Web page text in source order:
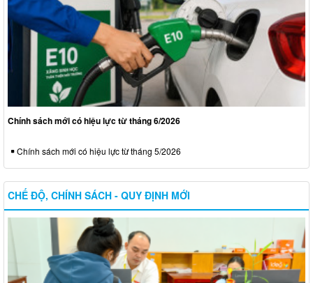
Chính sách mới có hiệu lực từ tháng 6/2026
Chính sách mới có hiệu lực từ tháng 5/2026
CHẾ ĐỘ, CHÍNH SÁCH - QUY ĐỊNH MỚI